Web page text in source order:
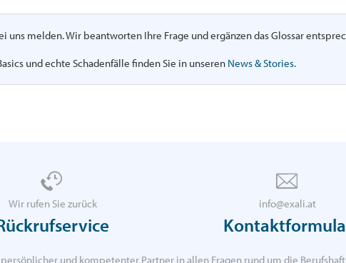
melden. Wir beantworten Ihre Frage und ergänzen das Glossar
und echte Schadenfälle finden Sie in unseren News & Stories.
Wir rufen Sie zurück info@exali.at
und kompetenter Partner in allen Fragen rund um die